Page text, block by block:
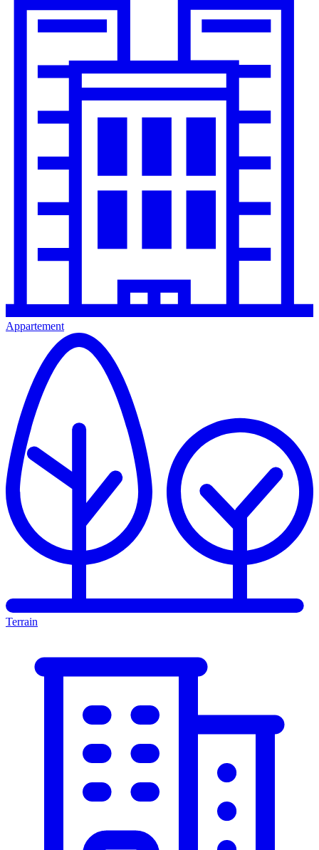
Appartement
Terrain